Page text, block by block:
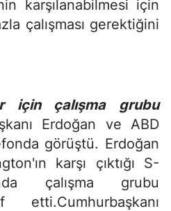
karşılanabilmesi için
çalışması gerektiğini
için çalışma grubu
Erdoğan ve ABD
görüştü. Erdoğan
karşı çıktığı S-
çalışma grubu
etti.Cumhurbaşkanı